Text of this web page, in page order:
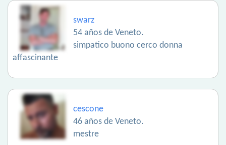
swarz
54 años de Veneto.
simpatico buono cerco donna
affascinante
cescone
46 años de Veneto.
mestre